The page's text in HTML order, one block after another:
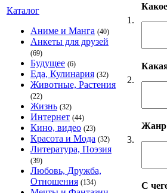
Каталог
Аниме и Манга (40)
Анкеты для друзей
(69)
Будущее (6)
Еда, Кулинария (32)
Животные, Растения
(22)
Жизнь (32)
Интернет (44)
Кино, видео (23)
Красота и Мода (32)
Литература, Поэзия
(39)
Любовь, Дружба,
Отношения (134)
1.
2.
3.
Жанр
С